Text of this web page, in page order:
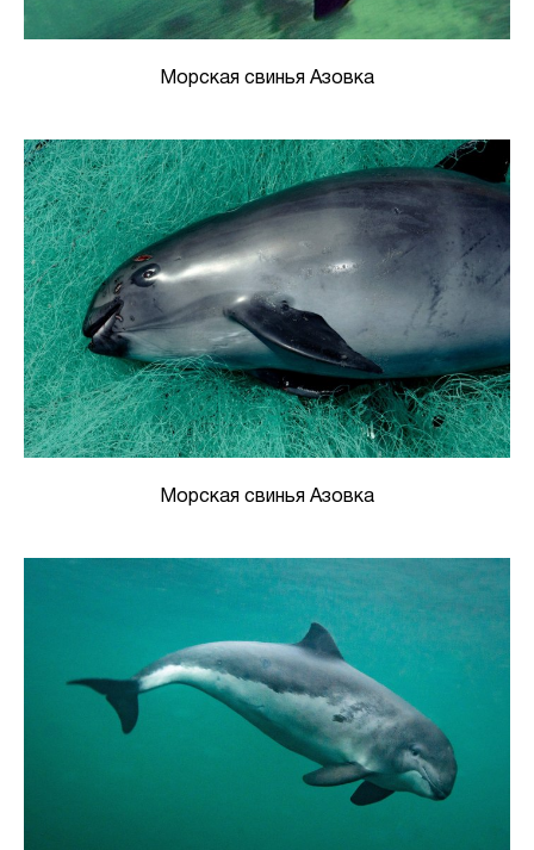
Морская свинья Азовка
Морская свинья Азовка